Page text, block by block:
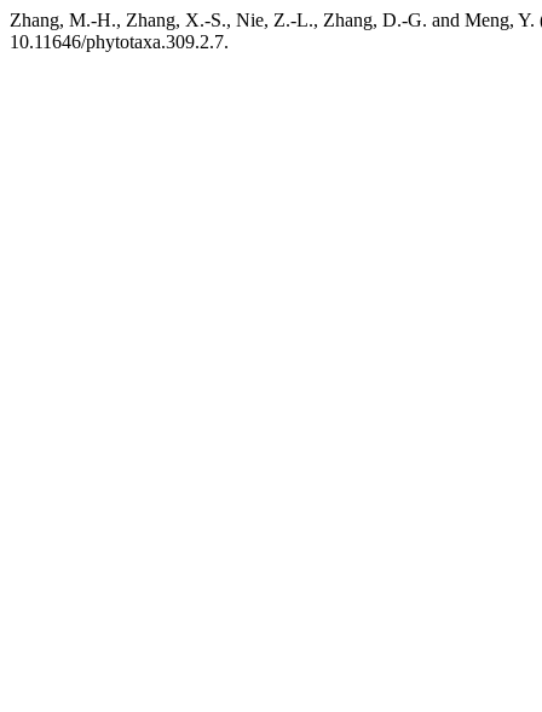
Zhang, M.-H., Zhang, X.-S., Nie, Z.-L., Zhang, D.-G. and Meng, Y.
10.11646/phytotaxa.309.2.7.